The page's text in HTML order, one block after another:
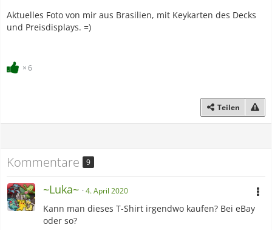
Aktuelles Foto von mir aus Brasilien, mit Keykarten des Decks
und Preisdisplays. =)
6
Teilen
Kommentare 9
~Luka~ 4. April 2020
Kann man dieses T-Shirt irgendwo kaufen? Bei eBay
oder so?